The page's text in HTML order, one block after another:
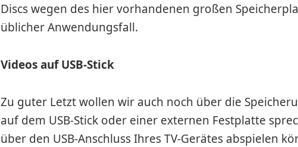
Discs wegen des hier vorhandenen großen
üblicher Anwendungsfall.
Videos auf USB-Stick
Zu guter Letzt wollen wir auch noch über die
auf dem USB-Stick oder einer externen Festplatte
über den USB-Anschluss Ihres TV-Gerätes abspielen